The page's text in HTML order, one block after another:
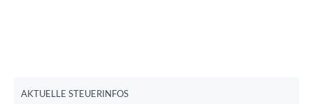
AKTUELLE STEUERINFOS